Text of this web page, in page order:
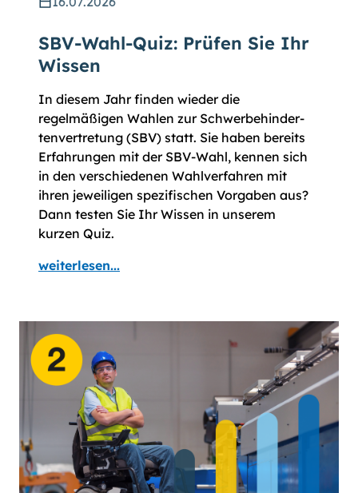
SBV-Wahl-Quiz: Prüfen Sie Ihr
Wissen
In diesem Jahr finden wieder die
regelmäßigen Wahlen zur Schwer­be­hinder­
ten­vertre­tung (SBV) statt. Sie haben bereits
Erfahrungen mit der SBV-Wahl, kennen sich
in den verschiedenen Wahl­ver­fahren mit
ihren jeweiligen spezifischen Vor­gaben aus?
Dann testen Sie Ihr Wissen in unserem
kurzen Quiz.
weiterlesen...